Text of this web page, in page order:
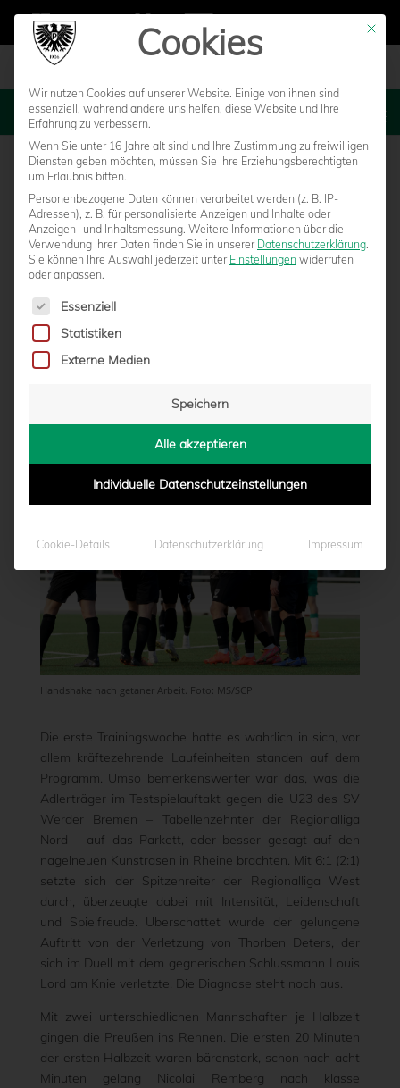
MENU
PREUSSEN ÜBERZEUGEN BEIM 6:1-ERFOLG G
vonMarcel Weskamp|11.01.2023 - 17:18
Handshake nach getaner Arbeit. Foto: MS/SCP
Die erste Trainingswoche hatte es wahrlich in sich, vor
allem kräftezehrende Laufeinheiten standen auf dem
Programm. Umso bemerkenswerter war das, was die
Adlerträger im Testspielauftakt gegen die U23 des SV
Werder Bremen – Tabellenzehnter der Regionalliga
Nord – auf das Parkett, oder besser gesagt auf den
nagelneuen Kunstrasen in Rheine brachten. Mit 6:1 (2:1)
setzte sich der Spitzenreiter der Regionalliga West
durch, überzeugte dabei mit Intensität, Leidenschaft
und Spielfreude. Überschattet wurde der gelungene
Auftritt von der Verletzung von Thorben Deters, der
sich im Duell mit dem gegnerischen Schlussmann Louis
Lord am Knie verletzte. Die Diagnose steht noch aus.
Mit zwei unterschiedlichen Mannschaften je Halbzeit
gingen die Preußen ins Rennen. Die ersten 20 Minuten
der ersten Halbzeit waren bärenstark, schon nach acht
Minuten gelang Nicolai Remberg nach klasse
Mit
Cookies
Wir nutzen Cookies auf unserer Website. Einige von ihnen sind
essenziell, während andere uns helfen, diese Website und Ihre
Erfahrung zu verbessern.
Wenn Sie unter 16 Jahre alt sind und Ihre Zustimmung zu freiwilligen
Diensten geben möchten, müssen Sie Ihre Erziehungsberechtigten
um Erlaubnis bitten.
Personenbezogene Daten können verarbeitet werden (z. B. IP-
Adressen), z. B. für personalisierte Anzeigen und Inhalte oder
Anzeigen- und Inhaltsmessung. Weitere Informationen über die
Verwendung Ihrer Daten finden Sie in unserer Datenschutzerklärung.
Sie können Ihre Auswahl jederzeit unter Einstellungen widerrufen
oder anpassen.
Es folgt eine Liste der Service-Gruppen, für die eine
Essenziell
Statistiken
Externe Medien
Speichern
Alle akzeptieren
Individuelle Datenschutzeinstellungen
Cookie-Details Datenschutzerklärung Impressum